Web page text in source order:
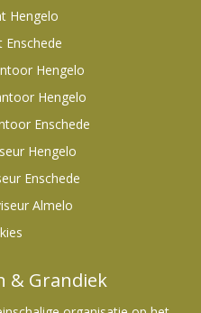
Hengelo
Enschede
Hengelo
Hengelo
Enschede
Hengelo
Enschede
Almelo
& Grandiek